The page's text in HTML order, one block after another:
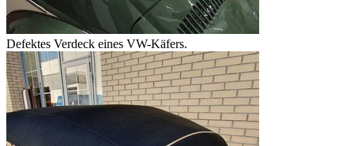
Defektes Verdeck eines VW-Käfers.